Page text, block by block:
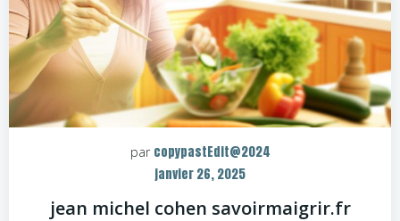
par copypastEdit@2024
janvier 26, 2025
jean michel cohen savoirmaigrir.fr